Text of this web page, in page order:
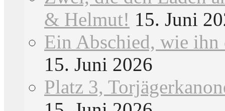
& Helmut! 15. Juni
Ein Abschied, wie ihn
15. Juni 2026
Platz 3,